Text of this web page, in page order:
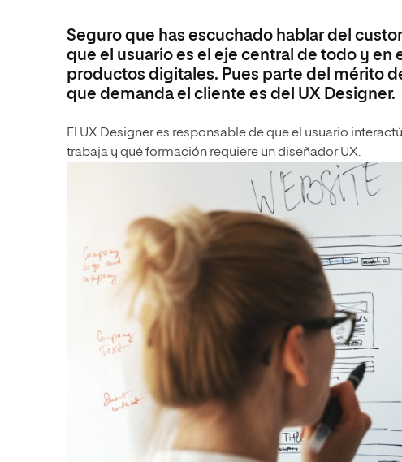
con especialidad en Python
Seguro que has escuchado hablar del
que el usuario es el eje central de todo y en
productos digitales. Pues parte del mérito
que demanda el cliente es del UX Designer.
El UX Designer es responsable de que el usuario
trabaja y qué formación requiere un diseñador UX.